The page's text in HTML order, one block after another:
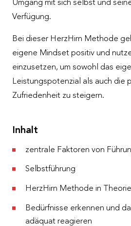
Umgang mit sich selbst und
Verfügung.
Bei dieser HerzHirn Methode
eigene Mindset positiv und
einzusetzen, um sowohl das
Leistungspotenzial als auch die
Zufriedenheit zu steigern.
Inhalt
zentrale Faktoren von
Selbstführung
HerzHirn Methode in
Bedürfnisse erkennen und
adäquat reagieren